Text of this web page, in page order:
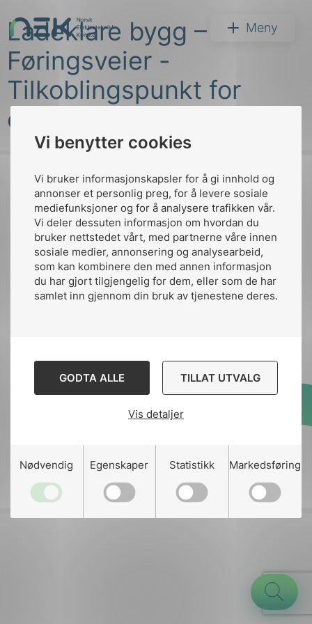
Vi benytter cookies
Vi bruker informasjonskapsler for å gi innhold og
annonser et personlig preg, for å levere sosiale
mediefunksjoner og for å analysere trafikken vår.
Vi deler dessuten informasjon om hvordan du
bruker nettstedet vårt, med partnerne våre innen
sosiale medier, annonsering og analysearbeid,
som kan kombinere den med annen informasjon
du har gjort tilgjengelig for dem, eller som de har
samlet inn gjennom din bruk av tjenestene deres.
GODTA ALLE TILLAT UTVALG
Vis detaljer
Nødvendig Egenskaper Statistikk Markedsføring
til
innhold
NEK Meny
Søk
Ladeklare bygg –
Føringsveier -
Tilkoblingspunkt for
elektriske kjøretøy
Kontakt oss
Designed and developed
Til
toppen